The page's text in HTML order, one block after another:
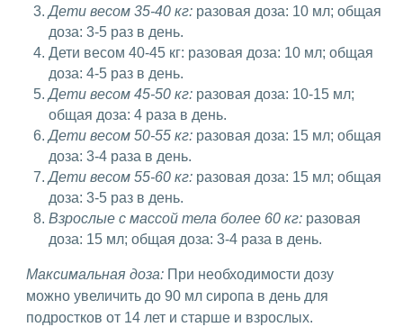
Дети весом 35-40 кг: разовая доза: 10 мл; общая
доза: 3-5 раз в день.
Дети весом 40-45 кг: разовая доза: 10 мл; общая
доза: 4-5 раз в день.
Дети весом 45-50 кг: разовая доза: 10-15 мл;
общая доза: 4 раза в день.
Дети весом 50-55 кг: разовая доза: 15 мл; общая
доза: 3-4 раза в день.
Дети весом 55-60 кг: разовая доза: 15 мл; общая
доза: 3-5 раз в день.
Взрослые с массой тела более 60 кг: разовая
доза: 15 мл; общая доза: 3-4 раза в день.
Максимальная доза: При необходимости дозу
можно увеличить до 90 мл сиропа в день для
подростков от 14 лет и старше и взрослых.